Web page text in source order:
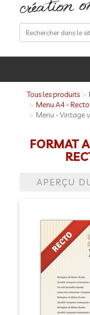
Tous les produits
Menu A4 - Recto
Menu - Vintage
FORMAT
APERÇU